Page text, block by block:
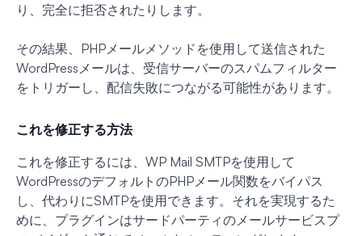
り、完全に拒否されたりします。
その結果、PHPメールメソッドを使用して送信された
WordPressメールは、受信サーバーのスパムフィルター
をトリガーし、配信失敗につながる可能性があります。
これを修正する方法
これを修正するには、WP Mail SMTPを使用して
WordPressのデフォルトのPHPメール関数をバイパス
し、代わりにSMTPを使用できます。それを実現するた
めに、プラグインはサードパーティのメールサービスプ